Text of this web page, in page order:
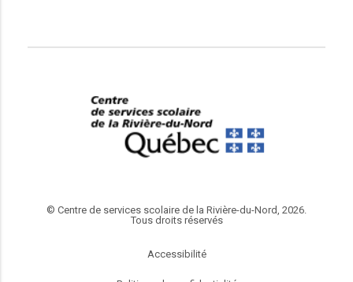
© Centre de services scolaire de la Rivière-du-Nord, 2026.
Tous droits réservés
Accessibilité